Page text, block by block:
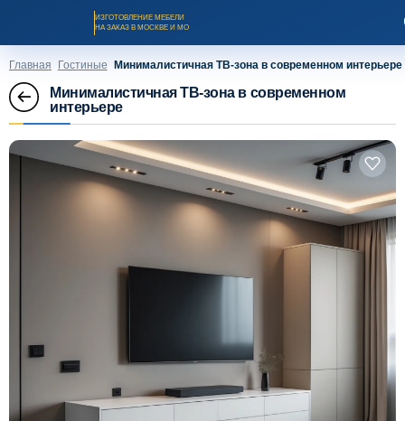
ИЗГОТОВЛЕНИЕ МЕБЕЛИ
НА ЗАКАЗ В МОСКВЕ И МО
Заказать звонок
Рассрочка и кредит
Главная Гостиные Минималистичная ТВ-зона в современном интерьере
Минималистичная ТВ-зона в современном
интерьере